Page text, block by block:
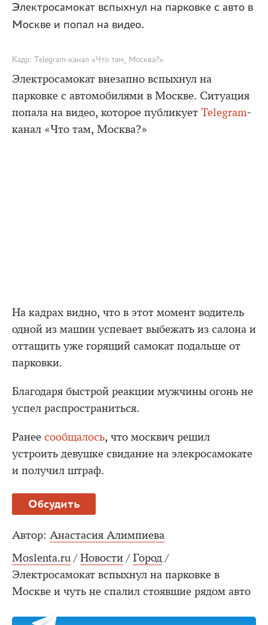
Электросамокат вспыхнул на парковке с авто в
Москве и попал на видео.
Кадр: Telegram-канал «Что там, Москва?»
Электросамокат внезапно вспыхнул на
парковке с автомобилями в Москве. Ситуация
попала на видео, которое публикует Telegram-
канал «Что там, Москва?»
На кадрах видно, что в этот момент водитель
одной из машин успевает выбежать из салона и
оттащить уже горящий самокат подальше от
парковки.
Благодаря быстрой реакции мужчины огонь не
успел распространиться.
Ранее сообщалось, что москвич решил
устроить девушке свидание на элекросамокате
и получил штраф.
Обсудить
Автор: Анастасия Алимпиева
Moslenta.ru / Новости / Город /
Электросамокат вспыхнул на парковке в
Москве и чуть не спалил стоявшие рядом авто